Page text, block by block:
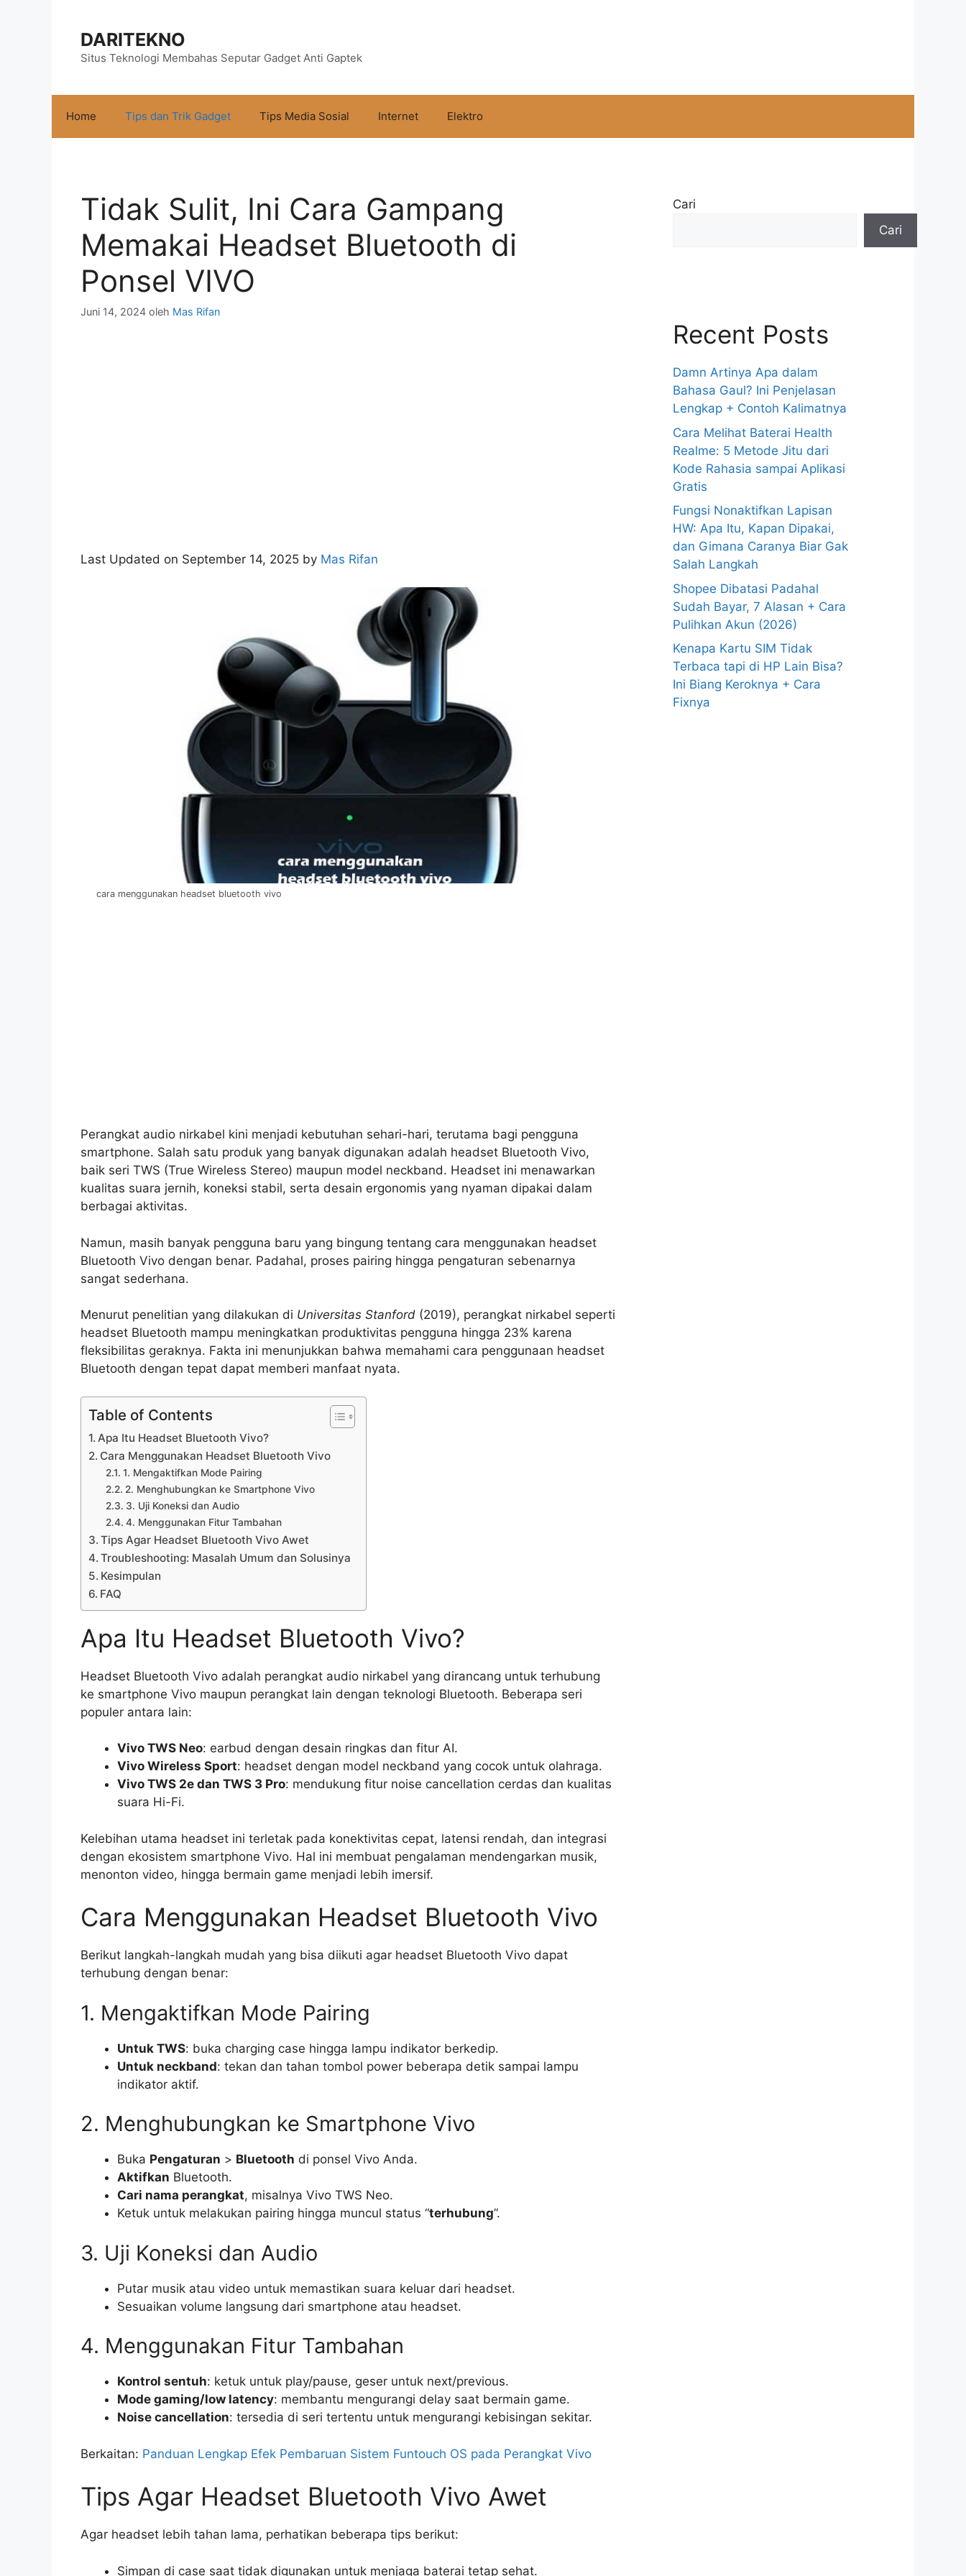
DARITEKNO
Situs Teknologi Membahas Seputar Gadget Anti Gaptek
Home Tips dan Trik Gadget Tips Media Sosial Internet Elektro
Tidak Sulit, Ini Cara Gampang
Memakai Headset Bluetooth di
Ponsel VIVO
Juni 14, 2024 oleh Mas Rifan
Last Updated on September 14, 2025 by Mas Rifan
cara menggunakan headset bluetooth vivo
Perangkat audio nirkabel kini menjadi kebutuhan sehari-hari, terutama bagi pengguna
smartphone. Salah satu produk yang banyak digunakan adalah headset Bluetooth Vivo,
baik seri TWS (True Wireless Stereo) maupun model neckband. Headset ini menawarkan
kualitas suara jernih, koneksi stabil, serta desain ergonomis yang nyaman dipakai dalam
berbagai aktivitas.
Namun, masih banyak pengguna baru yang bingung tentang cara menggunakan headset
Bluetooth Vivo dengan benar. Padahal, proses pairing hingga pengaturan sebenarnya
sangat sederhana.
Menurut penelitian yang dilakukan di Universitas Stanford (2019), perangkat nirkabel seperti
headset Bluetooth mampu meningkatkan produktivitas pengguna hingga 23% karena
fleksibilitas geraknya. Fakta ini menunjukkan bahwa memahami cara penggunaan headset
Bluetooth dengan tepat dapat memberi manfaat nyata.
Table of Contents
Apa Itu Headset Bluetooth Vivo?
Cara Menggunakan Headset Bluetooth Vivo
1. Mengaktifkan Mode Pairing
2. Menghubungkan ke Smartphone Vivo
3. Uji Koneksi dan Audio
4. Menggunakan Fitur Tambahan
Tips Agar Headset Bluetooth Vivo Awet
Troubleshooting: Masalah Umum dan Solusinya
Kesimpulan
FAQ
Apa Itu Headset Bluetooth Vivo?
Headset Bluetooth Vivo adalah perangkat audio nirkabel yang dirancang untuk terhubung
ke smartphone Vivo maupun perangkat lain dengan teknologi Bluetooth. Beberapa seri
populer antara lain:
Vivo TWS Neo: earbud dengan desain ringkas dan fitur AI.
Vivo Wireless Sport: headset dengan model neckband yang cocok untuk olahraga.
Vivo TWS 2e dan TWS 3 Pro: mendukung fitur noise cancellation cerdas dan kualitas
suara Hi-Fi.
Kelebihan utama headset ini terletak pada konektivitas cepat, latensi rendah, dan integrasi
dengan ekosistem smartphone Vivo. Hal ini membuat pengalaman mendengarkan musik,
menonton video, hingga bermain game menjadi lebih imersif.
Cara Menggunakan Headset Bluetooth Vivo
Berikut langkah-langkah mudah yang bisa diikuti agar headset Bluetooth Vivo dapat
terhubung dengan benar:
1. Mengaktifkan Mode Pairing
Untuk TWS: buka charging case hingga lampu indikator berkedip.
Untuk neckband: tekan dan tahan tombol power beberapa detik sampai lampu
indikator aktif.
2. Menghubungkan ke Smartphone Vivo
Buka Pengaturan > Bluetooth di ponsel Vivo Anda.
Aktifkan Bluetooth.
Cari nama perangkat, misalnya Vivo TWS Neo.
Ketuk untuk melakukan pairing hingga muncul status “terhubung”.
3. Uji Koneksi dan Audio
Putar musik atau video untuk memastikan suara keluar dari headset.
Sesuaikan volume langsung dari smartphone atau headset.
4. Menggunakan Fitur Tambahan
Kontrol sentuh: ketuk untuk play/pause, geser untuk next/previous.
Mode gaming/low latency: membantu mengurangi delay saat bermain game.
Noise cancellation: tersedia di seri tertentu untuk mengurangi kebisingan sekitar.
Berkaitan: Panduan Lengkap Efek Pembaruan Sistem Funtouch OS pada Perangkat Vivo
Tips Agar Headset Bluetooth Vivo Awet
Agar headset lebih tahan lama, perhatikan beberapa tips berikut:
Simpan di case saat tidak digunakan untuk menjaga baterai tetap sehat.
Cari
Cari
Recent Posts
Damn Artinya Apa dalam
Bahasa Gaul? Ini Penjelasan
Lengkap + Contoh Kalimatnya
Cara Melihat Baterai Health
Realme: 5 Metode Jitu dari
Kode Rahasia sampai Aplikasi
Gratis
Fungsi Nonaktifkan Lapisan
HW: Apa Itu, Kapan Dipakai,
dan Gimana Caranya Biar Gak
Salah Langkah
Shopee Dibatasi Padahal
Sudah Bayar, 7 Alasan + Cara
Pulihkan Akun (2026)
Kenapa Kartu SIM Tidak
Terbaca tapi di HP Lain Bisa?
Ini Biang Keroknya + Cara
Fixnya